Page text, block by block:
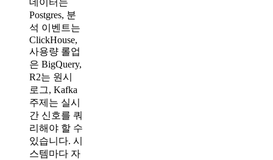
데이터는
Postgres, 분
석 이벤트는
ClickHouse,
사용량 롤업
은 BigQuery,
R2는 원시
로그, Kafka
주제는 실시
간 신호를 쿼
리해야 할 수
있습니다. 시
스템마다 자